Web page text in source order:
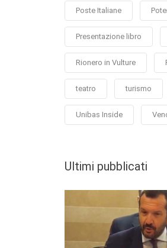
Poste Italiane
Presentazione libro
Rionero in Vulture
teatro turismo
Unibas Inside
Ultimi pubblicati